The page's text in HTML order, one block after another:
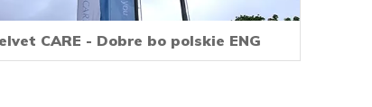
CARE - Dobre bo polskie ENG